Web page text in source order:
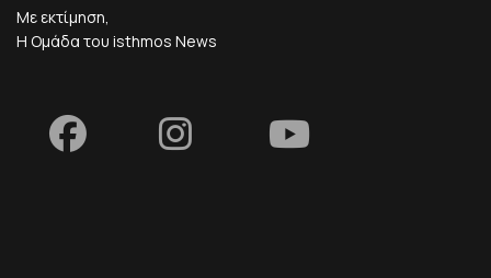
Με εκτίμηση,
Η Ομάδα του isthmos News